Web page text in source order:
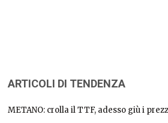
ARTICOLI DI TENDENZA
METANO: crolla il TTF, adesso giù i